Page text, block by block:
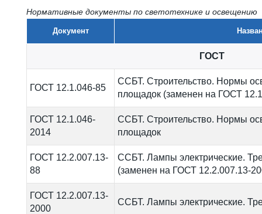
Нормативные документы по светотехнике и освещению
Документ
ГОСТ
ГОСТ 12.1.046-85
ССБТ. Строительство. Нормы
площадок (заменен на ГОСТ
ГОСТ 12.1.046-
2014
ССБТ. Строительство. Нормы
площадок
ГОСТ 12.2.007.13-
88
ССБТ. Лампы электрические.
(заменен на ГОСТ 12.2.007.13-
ГОСТ 12.2.007.13-
2000
ССБТ. Лампы электрические.